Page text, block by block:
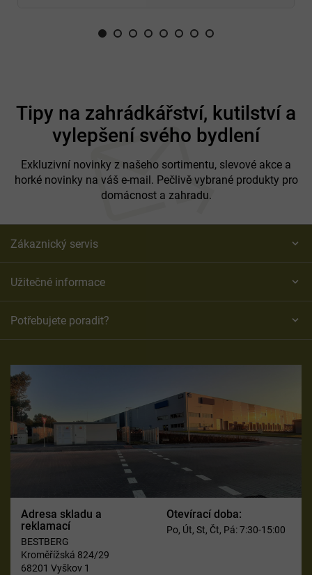
Tipy na zahrádkářství, kutilství a
vylepšení svého bydlení
Exkluzivní novinky z našeho sortimentu, slevové akce a
horké novinky na váš e-mail. Pečlivě vybrané produkty pro
domácnost a zahradu.
Zákaznický servis
Užitečné informace
Potřebujete poradit?
Adresa skladu a
reklamací
BESTBERG
Kroměřížská 824/29
68201 Vyškov 1
Otevírací doba:
Po, Út, St, Čt, Pá: 7:30-15:00